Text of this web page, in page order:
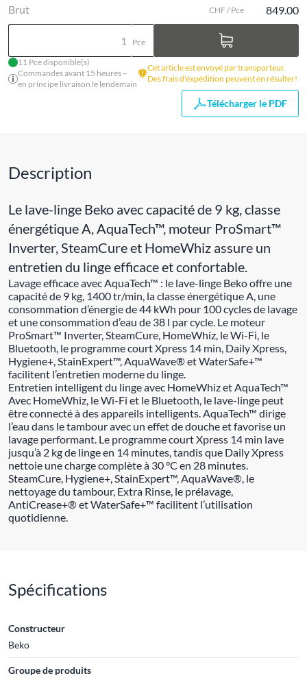
Brut CHF / Pce 849.00
Pce
11 Pce disponible(s)
Commandes avant 15 heures –
en principe livraison le lendemain
Cet article est envoyé par transporteur.
Des frais d'expédition peuvent en résulter!
Télécharger le PDF
Description
Le lave-linge Beko avec capacité de 9 kg, classe
énergétique A, AquaTech™, moteur ProSmart™
Inverter, SteamCure et HomeWhiz assure un
entretien du linge efficace et confortable.
Lavage efficace avec AquaTech™ : le lave-linge Beko offre une
capacité de 9 kg, 1400 tr/min, la classe énergétique A, une
consommation d’énergie de 44 kWh pour 100 cycles de lavage
et une consommation d’eau de 38 l par cycle. Le moteur
ProSmart™ Inverter, SteamCure, HomeWhiz, le Wi-Fi, le
Bluetooth, le programme court Xpress 14 min, Daily Xpress,
Hygiene+, StainExpert™, AquaWave® et WaterSafe+™
facilitent l’entretien moderne du linge.
Entretien intelligent du linge avec HomeWhiz et AquaTech™
Avec HomeWhiz, le Wi-Fi et le Bluetooth, le lave-linge peut
être connecté à des appareils intelligents. AquaTech™ dirige
l’eau dans le tambour avec un effet de douche et favorise un
lavage performant. Le programme court Xpress 14 min lave
jusqu’à 2 kg de linge en 14 minutes, tandis que Daily Xpress
nettoie une charge complète à 30 °C en 28 minutes.
SteamCure, Hygiene+, StainExpert™, AquaWave®, le
nettoyage du tambour, Extra Rinse, le prélavage,
AntiCrease+® et WaterSafe+™ facilitent l’utilisation
quotidienne.
Spécifications
Constructeur
Beko
Groupe de produits